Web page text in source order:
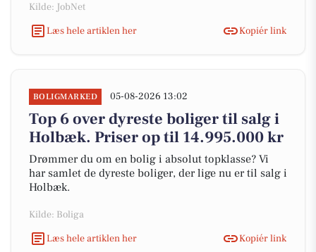
Kilde: JobNet
Læs hele artiklen her
Kopiér link
BOLIGMARKED 05-08-2026 13:02
Top 6 over dyreste boliger til salg i
Holbæk. Priser op til 14.995.000 kr
Drømmer du om en bolig i absolut topklasse? Vi
har samlet de dyreste boliger, der lige nu er til salg i
Holbæk.
Kilde: Boliga
Læs hele artiklen her
Kopiér link